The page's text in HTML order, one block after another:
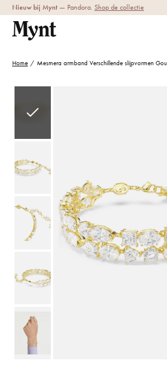
Nieuw bij Mynt — Pandora. Shop de collectie
Home / Mesmera armband Verschillende slijpvormen